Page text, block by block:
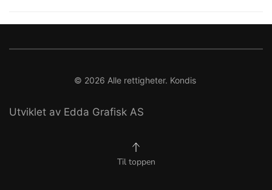
© 2026 Alle rettigheter. Kondis
Utviklet av Edda Grafisk AS
Til toppen